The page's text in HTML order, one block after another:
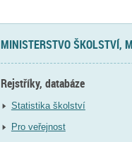
MINISTERSTVO ŠKOLSTVÍ,
Rejstříky, databáze
Statistika školství
Pro veřejnost